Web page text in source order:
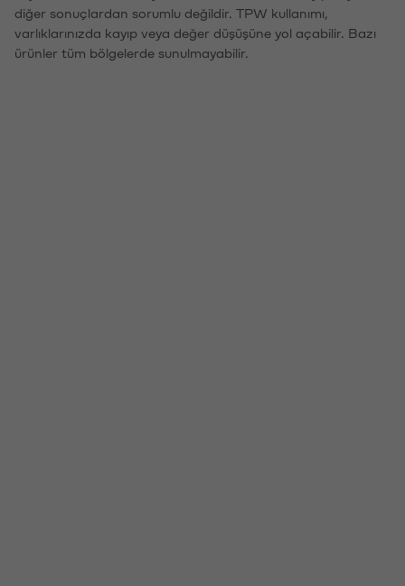
diğer sonuçlardan sorumlu değildir. TPW kullanımı,
varlıklarınızda kayıp veya değer düşüşüne yol açabilir. Bazı
ürünler tüm bölgelerde sunulmayabilir.